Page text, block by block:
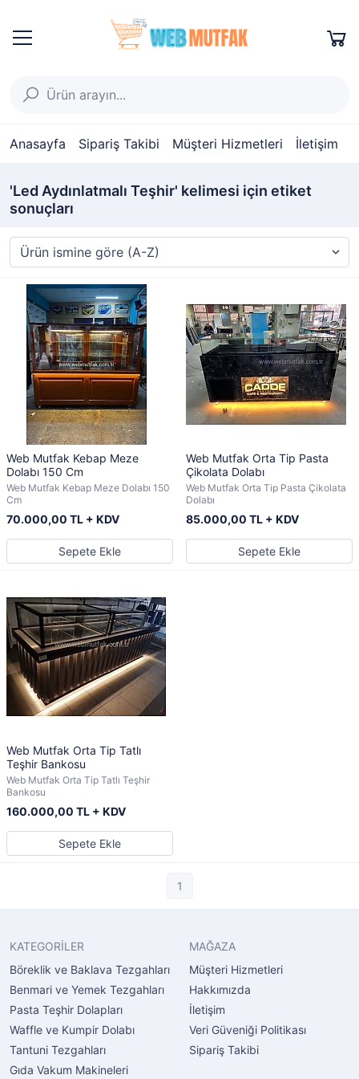
Anasayfa Sipariş Takibi Müşteri Hizmetleri İletişim
'Led Aydınlatmalı Teşhir' kelimesi için etiket
sonuçları
Web Mutfak Kebap Meze
Dolabı 150 Cm
Web Mutfak Kebap Meze Dolabı 150
Cm
70.000,00 TL + KDV
Sepete Ekle
Web Mutfak Orta Tip Pasta
Çikolata Dolabı
Web Mutfak Orta Tip Pasta Çikolata
Dolabı
85.000,00 TL + KDV
Sepete Ekle
Web Mutfak Orta Tip Tatlı
Teşhir Bankosu
Web Mutfak Orta Tip Tatlı Teşhir
Bankosu
160.000,00 TL + KDV
Sepete Ekle
1
KATEGORİLER
Böreklik ve Baklava Tezgahları
Benmari ve Yemek Tezgahları
Pasta Teşhir Dolapları
Waffle ve Kumpir Dolabı
Tantuni Tezgahları
Gıda Vakum Makineleri
MAĞAZA
Müşteri Hizmetleri
Hakkımızda
İletişim
Veri Güveniği Politikası
Sipariş Takibi